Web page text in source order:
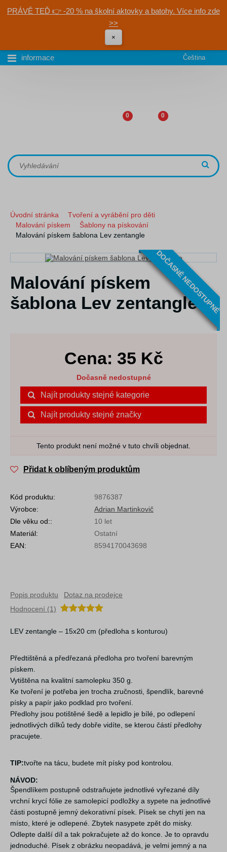
PRÁVĚ TEĎ 👉 -20 % na školní aktovky a batohy. Více info zde
>>
×
informace Čeština
0 0
Úvodní stránka
Tvoření a vyrábění pro děti
Malování pískem
Šablony na pískování
Malování pískem šablona Lev zentangle
DOČASNĚ NEDOSTUPNÉ
Malování pískem
šablona Lev zentangle
Cena: 35 Kč
Dočasně nedostupné
Najít produkty stejné kategorie
Najít produkty stejné značky
Tento produkt není možné v tuto chvíli objednat.
Přidat k oblíbeným produktům
Kód produktu:
9876387
Výrobce:
Adrian Martinkovič
Dle věku od::
10 let
Materiál:
Ostatní
EAN:
8594170043698
Popis produktu
Dotaz na prodejce
Hodnocení (1)
LEV zentangle – 15x20 cm (předloha s konturou)
Předtištěná a předřezaná předloha pro tvoření barevným
pískem.
Vytištěna na kvalitní samolepku 350 g.
Ke tvoření je potřeba jen trocha zručnosti, špendlík, barevné
písky a papír jako podklad pro tvoření.
Předlohy jsou potištěné šedě a lepidlo je bílé, po odlepení
jednotlivých dílků tedy dobře vidíte, se kterou částí předlohy
pracujete.
TIP:tvořte na tácu, budete mít písky pod kontrolou.
NÁVOD:
Špendlíkem postupně odstraňujete jednotlivé vyřezané díly
vrchní krycí fólie ze samolepicí podložky a sypete na jednotlivé
části postupně jemný dekorativní písek. Písek se chytí jen na
místo, které je odlepené. Zbytek nasypete zpět do misky.
Odlepte další díl a tak pokračujete až do konce. Je to opravdu
jednoduché. Písek z obrázku neopadává, je velmi jemný a na